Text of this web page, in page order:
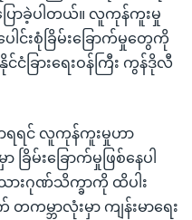
ြောခဲ့ပါတယ်။ လူကုန်ကူးမှု
င်းစုံခြိမ်းခြောက်မှုတွေကို
ခြားရေးဝန်ကြီး ကွန်ဒိုလီ
ရရင် လူကုန်ကူးမှုဟာ
ြိမ်းခြောက်မှုဖြစ်နေပါ
းဂုဏ်သိက္ခာကို ထိပါး
ကမ္ဘာလုံးမှာ ကျန်းမာရေး